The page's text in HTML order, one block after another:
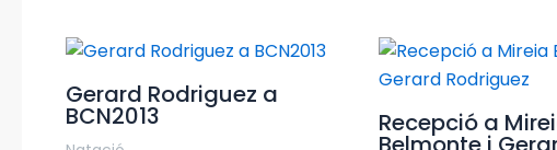
Gerard Rodriguez a
BCN2013 Recepció a